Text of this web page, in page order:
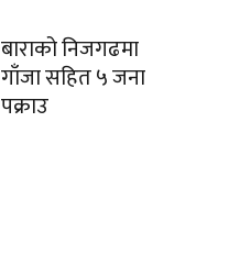
बाराको निजगढमा
गाँजा सहित ५ जना
पक्राउ